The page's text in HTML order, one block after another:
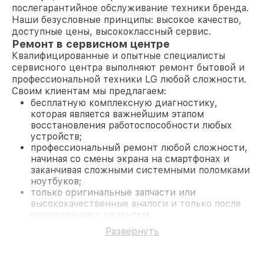
послегарантийное обслуживание техники бренда.
Наши безусловные принципы: высокое качество,
доступные цены, высококлассный сервис.
Ремонт в сервисном центре
Квалифицированные и опытные специалисты
сервисного центра выполняют ремонт бытовой и
профессиональной техники LG любой сложности.
Своим клиентам мы предлагаем:
бесплатную комплексную диагностику,
которая является важнейшим этапом
восстановления работоспособности любых
устройств;
профессиональный ремонт любой сложности,
начиная со смены экрана на смартфонах и
заканчивая сложными системными поломками
ноутбуков;
только оригинальные запчасти или
высококачественные аналоги и только после
согласования с клиентом.
На все работы и замененные комплектующие
предоставляется длительная гарантия. В случае
Развернуть